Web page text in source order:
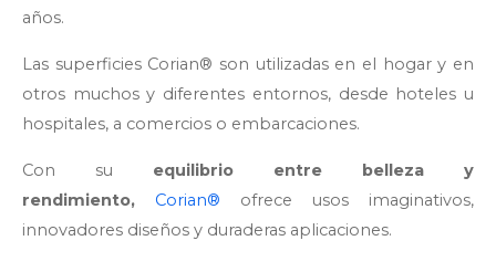
años.
Las superficies Corian® son utilizadas en el hogar y en
otros muchos y diferentes entornos, desde hoteles u
hospitales, a comercios o embarcaciones.
Con su equilibrio entre belleza y
rendimiento,
Corian® ofrece usos imaginativos,
innovadores diseños y duraderas aplicaciones.